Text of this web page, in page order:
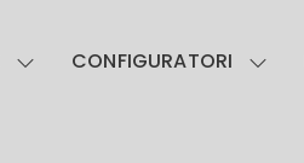
CONFIGURATORI